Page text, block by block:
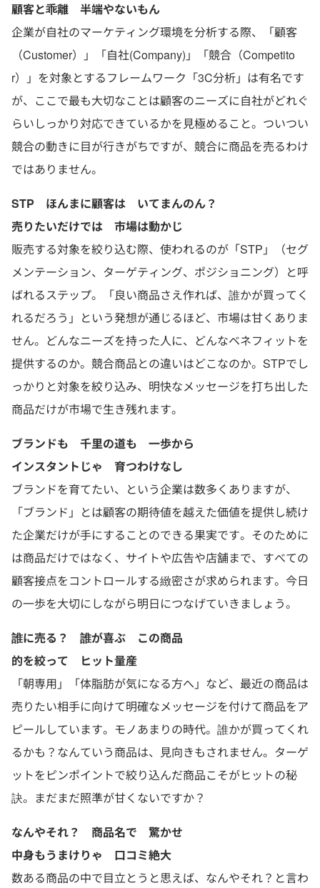
顧客と乖離 半端やないもん
企業が自社のマーケティング環境を分析する際、「顧客
（Customer）」「自社(Company)」「競合（Competito
r）」を対象とするフレームワーク「3C分析」は有名です
が、ここで最も大切なことは顧客のニーズに自社がどれぐ
らいしっかり対応できているかを見極めること。ついつい
競合の動きに目が行きがちですが、競合に商品を売るわけ
ではありません。
STP ほんまに顧客は いてまんのん？
売りたいだけでは 市場は動かじ
販売する対象を絞り込む際、使われるのが「STP」（セグ
メンテーション、ターゲティング、ポジショニング）と呼
ばれるステップ。「良い商品さえ作れば、誰かが買ってく
れるだろう」という発想が通じるほど、市場は甘くありま
せん。どんなニーズを持った人に、どんなベネフィットを
提供するのか。競合商品との違いはどこなのか。STPでし
っかりと対象を絞り込み、明快なメッセージを打ち出した
商品だけが市場で生き残れます。
ブランドも 千里の道も 一歩から
インスタントじゃ 育つわけなし
ブランドを育てたい、という企業は数多くありますが、
「ブランド」とは顧客の期待値を越えた価値を提供し続け
た企業だけが手にすることのできる果実です。そのために
は商品だけではなく、サイトや広告や店舗まで、すべての
顧客接点をコントロールする緻密さが求められます。今日
の一歩を大切にしながら明日につなげていきましょう。
誰に売る？ 誰が喜ぶ この商品
的を絞って ヒット量産
「朝専用」「体脂肪が気になる方へ」など、最近の商品は
売りたい相手に向けて明確なメッセージを付けて商品をア
ピールしています。モノあまりの時代。誰かが買ってくれ
るかも？なんていう商品は、見向きもされません。ターゲ
ットをピンポイントで絞り込んだ商品こそがヒットの秘
訣。まだまだ照準が甘くないですか？
なんやそれ？ 商品名で 驚かせ
中身もうまけりゃ 口コミ絶大
数ある商品の中で目立とうと思えば、なんやそれ？と言わ